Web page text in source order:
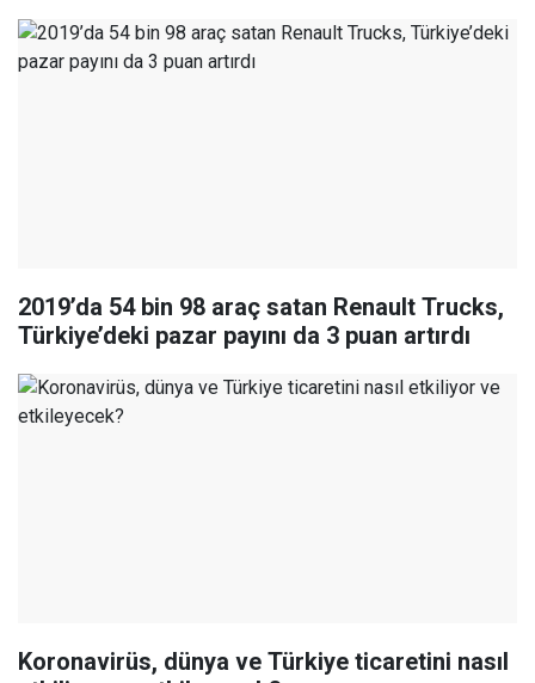
2019’da 54 bin 98 araç satan Renault Trucks,
Türkiye’deki pazar payını da 3 puan artırdı
Koronavirüs, dünya ve Türkiye ticaretini nasıl